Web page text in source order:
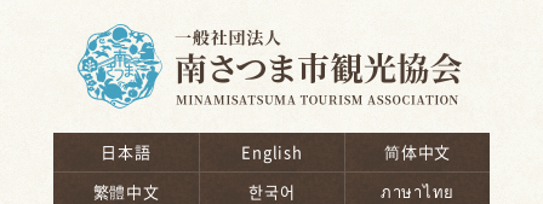
日本語 English
简体中文
繁體中文
한국어 ภาษาไทย